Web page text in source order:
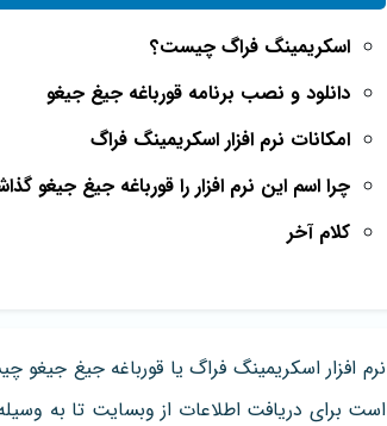
اسکریمینگ فراگ چیست؟
دانلود و نصب برنامه قورباغه جیغ جیغو
امکانات نرم افزار اسکریمینگ فراگ
چرا اسم این نرم افزار را قورباغه جیغ جیغو
کلام آخر
نرم افزار اسکریمینگ فراگ یا قورباغه جیغ جیغو
است برای دریافت اطلاعات از وبسایت تا به